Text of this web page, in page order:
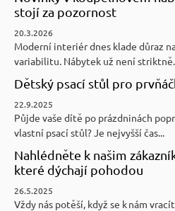
stojí za pozornost
20.3.2026
Moderní interiér dnes klade důraz
variabilitu. Nábytek už není
Dětský psací stůl pro
22.9.2025
Půjde vaše dítě po prázdninách
vlastní psací stůl? Je nejvyšší čas...
Nahlédněte k našim
které dýchají pohodou
26.5.2025
Vždy nás potěší, když se k nám